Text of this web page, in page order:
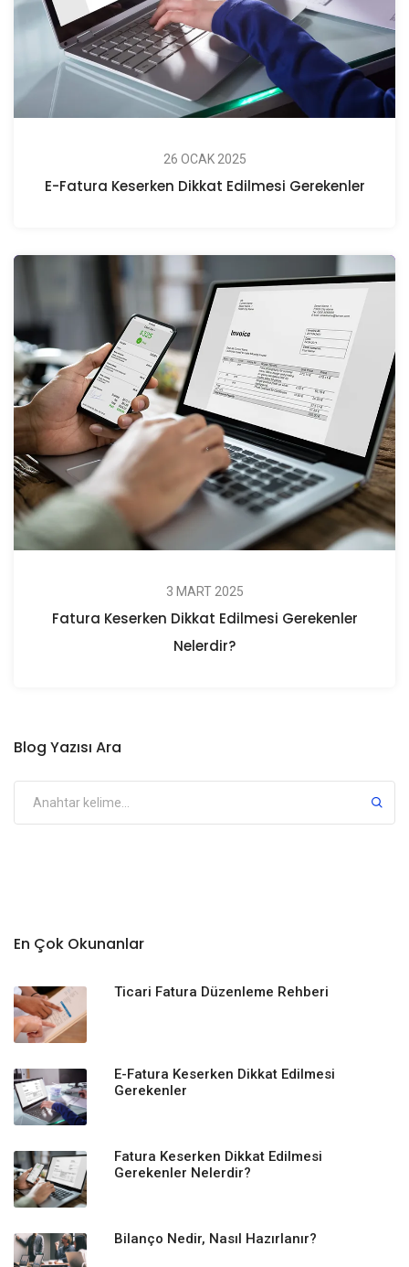
26 OCAK 2025
E-Fatura Keserken Dikkat Edilmesi Gerekenler
3 MART 2025
Fatura Keserken Dikkat Edilmesi Gerekenler
Nelerdir?
Blog Yazısı Ara
En Çok Okunanlar
Ticari Fatura Düzenleme Rehberi
E-Fatura Keserken Dikkat Edilmesi
Gerekenler
Fatura Keserken Dikkat Edilmesi
Gerekenler Nelerdir?
Bilanço Nedir, Nasıl Hazırlanır?